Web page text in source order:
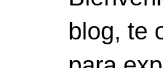
blog, te